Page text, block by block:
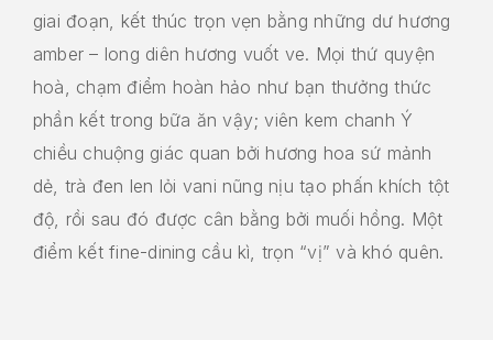
giai đoạn, kết thúc trọn vẹn bằng những dư hương
amber – long diên hương vuốt ve. Mọi thứ quyện
hoà, chạm điểm hoàn hảo như bạn thưởng thức
phần kết trong bữa ăn vậy; viên kem chanh Ý
chiều chuộng giác quan bởi hương hoa sứ mảnh
dẻ, trà đen len lỏi vani nũng nịu tạo phấn khích tột
độ, rồi sau đó được cân bằng bởi muối hồng. Một
điểm kết fine-dining cầu kì, trọn “vị” và khó quên.